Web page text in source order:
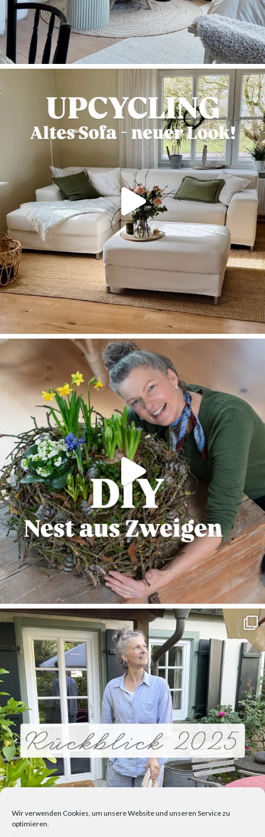
Wir verwenden Cookies, um unsere Website und unseren Service zu
optimieren.